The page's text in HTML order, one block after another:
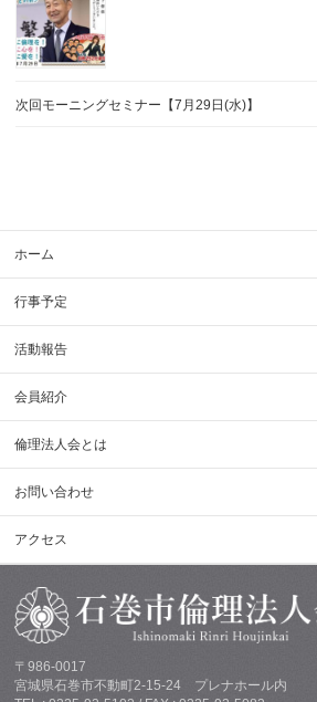
次回モーニングセミナー【7月29日(水)】
ホーム
行事予定
活動報告
会員紹介
倫理法人会とは
お問い合わせ
アクセス
〒986-0017
宮城県石巻市不動町2-15-24 プレナホール内